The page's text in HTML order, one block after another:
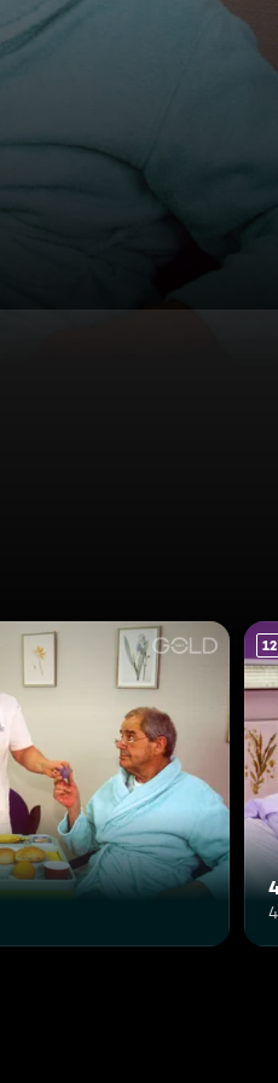
12